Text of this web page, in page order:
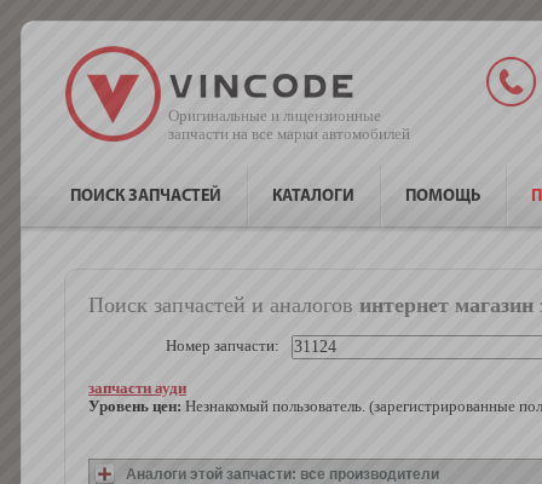
Оригинальные и лицензионные
запчасти на все марки автомобилей
ПОИСК ЗАПЧАСТЕЙ КАТАЛОГИ ПОМОЩЬ
Поиск запчастей и аналогов интернет магазин
Номер запчасти:
запчасти ауди
Уровень цен: Незнакомый пользователь. (зарегистрированные
Аналоги этой запчасти: все производители